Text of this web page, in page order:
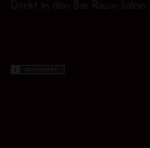
Direkt in den Bar Raum Salon